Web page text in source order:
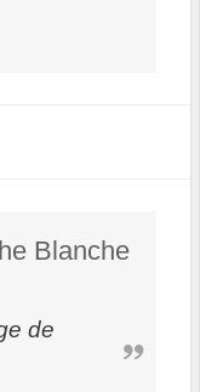
Blanche